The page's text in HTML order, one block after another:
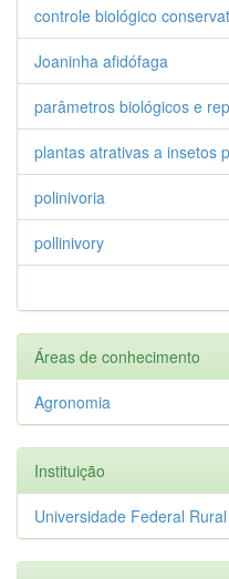
controle biológico
Joaninha afidófaga
parâmetros biológicos e
plantas atrativas a insetos
polinivoria
pollinivory
Áreas de conhecimento
Agronomia
Instituição
Universidade Federal